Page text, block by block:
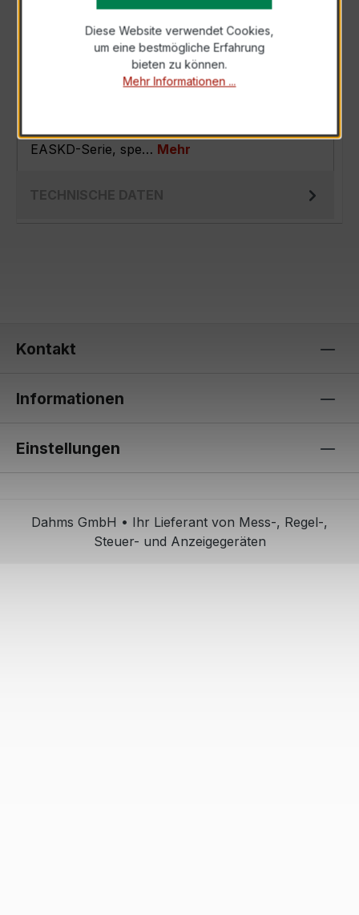
Der EASKD 31.8 3x400/5A 2,5VA Kl.0,2 ist ein
Verrechnungsstromwandler der bewährten
EASKD-Serie, spe… Mehr
TECHNISCHE DATEN
Kontakt
Informationen
Einstellungen
Dahms GmbH • Ihr Lieferant von Mess-, Regel-,
Steuer- und Anzeigegeräten
Diese Website verwendet Cookies,
um eine bestmögliche Erfahrung
bieten zu können.
Mehr Informationen ...